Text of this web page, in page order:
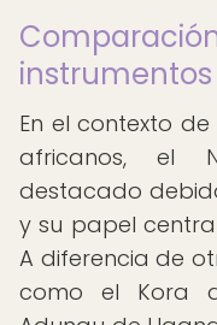
En el contexto
africanos, el
destacado
y su papel
A diferencia de
como el Kora